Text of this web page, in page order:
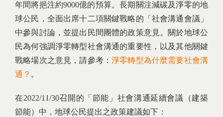
年間將挹注約9000億的預算。長期關注減碳及淨零的地
球公民，全面出席十二項關鍵戰略的「社會溝通會議」
中參與討論，並提出民間團體的政策意見。關於地球公
民為何強調淨零轉型社會溝通的重要性，以及其他關鍵
戰略場次之意見，請參考：淨零轉型為什麼需要社會溝
通？ 。
在2022/11/30召開的「節能」社會溝通延續會議（建築
節能）中，地球公民提出之政策建議如下：